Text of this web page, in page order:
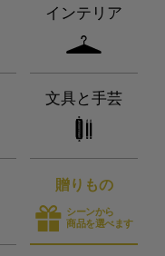
インテリア
文具と手芸
贈りもの
シーンから
商品を選べます